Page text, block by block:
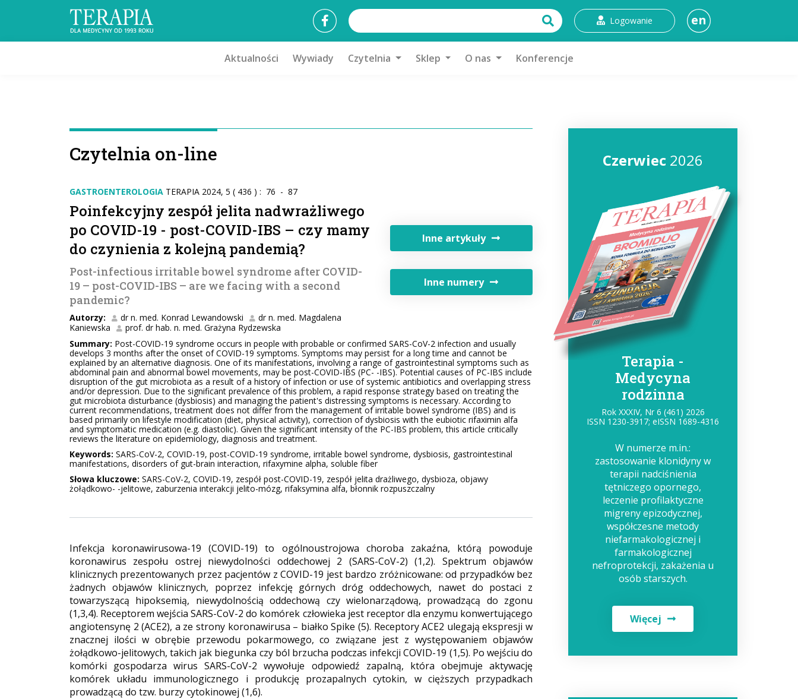
Logowanie en
Aktualności Wywiady Czytelnia Sklep O nas Konferencje
Czytelnia on-line
GASTROENTEROLOGIA TERAPIA 2024, 5 ( 436 ) : 76 - 87
Poinfekcyjny zespół jelita nadwrażliwego
po COVID-19 - post-COVID-IBS – czy mamy
do czynienia z kolejną pandemią?
Post-infectious irritable bowel syndrome after COVID-
19 – post-COVID-IBS – are we facing with a second
pandemic?
Autorzy: dr n. med. Konrad Lewandowski
dr n. med. Magdalena
Kaniewska
prof. dr hab. n. med. Grażyna Rydzewska
Inne artykuły
Inne numery
Summary: Post-COVID-19 syndrome occurs in people with probable or confirmed SARS-CoV-2 infection and usually
develops 3 months after the onset of COVID-19 symptoms. Symptoms may persist for a long time and cannot be
explained by an alternative diagnosis. One of its manifestations, involving a range of gastrointestinal symptoms such as
abdominal pain and abnormal bowel movements, may be post-COVID-IBS (PC- -IBS). Potential causes of PC-IBS include
disruption of the gut microbiota as a result of a history of infection or use of systemic antibiotics and overlapping stress
and/or depression. Due to the significant prevalence of this problem, a rapid response strategy based on treating the
gut microbiota disturbance (dysbiosis) and managing the patient's distressing symptoms is necessary. According to
current recommendations, treatment does not differ from the management of irritable bowel syndrome (IBS) and is
based primarily on lifestyle modification (diet, physical activity), correction of dysbiosis with the eubiotic rifaximin alfa
and symptomatic medication (e.g. diastolic). Given the significant intensity of the PC-IBS problem, this article critically
reviews the literature on epidemiology, diagnosis and treatment.
Keywords: SARS-CoV-2, COVID-19, post-COVID-19 syndrome, irritable bowel syndrome, dysbiosis, gastrointestinal
manifestations, disorders of gut-brain interaction, rifaxymine alpha, soluble fiber
Słowa kluczowe: SARS-CoV-2, COVID-19, zespół post-COVID-19, zespół jelita drażliwego, dysbioza, objawy
żołądkowo- -jelitowe, zaburzenia interakcji jelito-mózg, rifaksymina alfa, błonnik rozpuszczalny
Infekcja koronawirusowa-19 (COVID-19) to ogólnoustrojowa choroba zakaźna, którą powoduje
koronawirus zespołu ostrej niewydolności oddechowej 2 (SARS-CoV-2) (1,2). Spektrum objawów
klinicznych prezentowanych przez pacjentów z COVID-19 jest bardzo zróżnicowane: od przypadków bez
żadnych objawów klinicznych, poprzez infekcję górnych dróg oddechowych, nawet do postaci z
towarzyszącą hipoksemią, niewydolnością oddechową czy wielonarządową, prowadzącą do zgonu
(1,3,4). Receptorem wejścia SARS-CoV-2 do komórek człowieka jest receptor dla enzymu konwertującego
angiotensynę 2 (ACE2), a ze strony koronawirusa – białko Spike (5). Receptory ACE2 ulegają ekspresji w
znacznej ilości w obrębie przewodu pokarmowego, co związane jest z występowaniem objawów
żołądkowo-jelitowych, takich jak biegunka czy ból brzucha podczas infekcji COVID-19 (1,5). Po wejściu do
komórki gospodarza wirus SARS-CoV-2 wywołuje odpowiedź zapalną, która obejmuje aktywację
komórek układu immunologicznego i produkcję prozapalnych cytokin, w cięższych przypadkach
prowadzącą do tzw. burzy cytokinowej (1,6).
Czerwiec 2026
Terapia -
Medycyna
rodzinna
Rok XXXIV, Nr 6 (461) 2026
ISSN 1230-3917; eISSN 1689-4316
W numerze m.in.:
zastosowanie klonidyny w
terapii nadciśnienia
tętniczego opornego,
leczenie profilaktyczne
migreny epizodycznej,
współczesne metody
niefarmakologicznej i
farmakologicznej
nefroprotekcji, zakażenia u
osób starszych.
Więcej